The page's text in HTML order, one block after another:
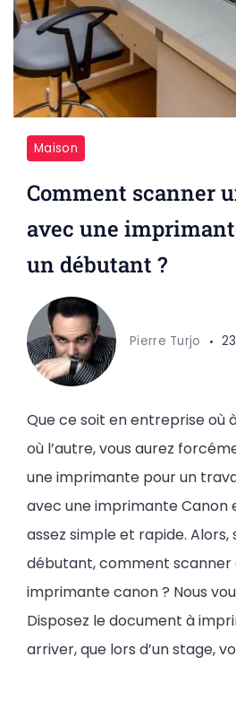
Maison
Comment scanner
avec une
un débutant ?
Pierre Turjo
Que ce soit en entreprise où
où l’autre, vous aurez
une imprimante pour un
avec une imprimante Canon
assez simple et rapide. Alors,
débutant, comment scanner
imprimante canon ? Nous
Disposez le document à
arriver, que lors d’un stage,